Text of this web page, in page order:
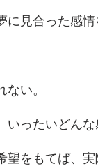
に見合った感
い。
ったいどんな
望をもてば、